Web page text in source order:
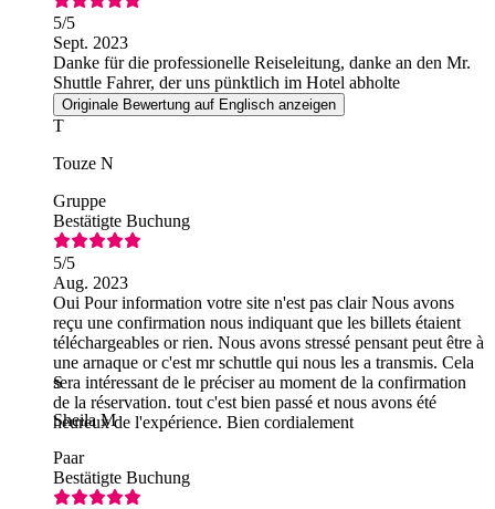
5/5
Sept. 2023
Danke für die professionelle Reiseleitung, danke an den Mr.
Shuttle Fahrer, der uns pünktlich im Hotel abholte
Originale Bewertung auf Englisch anzeigen
T
Touze N
Gruppe
Bestätigte Buchung
5/5
Aug. 2023
Oui Pour information votre site n'est pas clair Nous avons
reçu une confirmation nous indiquant que les billets étaient
téléchargeables or rien. Nous avons stressé pensant peut être à
une arnaque or c'est mr schuttle qui nous les a transmis. Cela
sera intéressant de le préciser au moment de la confirmation
de la réservation. tout c'est bien passé et nous avons été
heureux de l'expérience. Bien cordialement
S
Sheila M
Paar
Bestätigte Buchung